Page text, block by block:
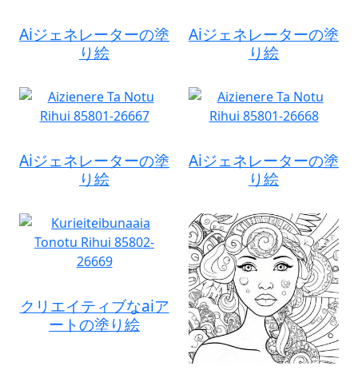
Aiジェネレーターの塗
り絵
Aiジェネレーターの塗
り絵
Aiジェネレーターの塗
り絵
Aiジェネレーターの塗
り絵
クリエイティブなaiア
ートの塗り絵